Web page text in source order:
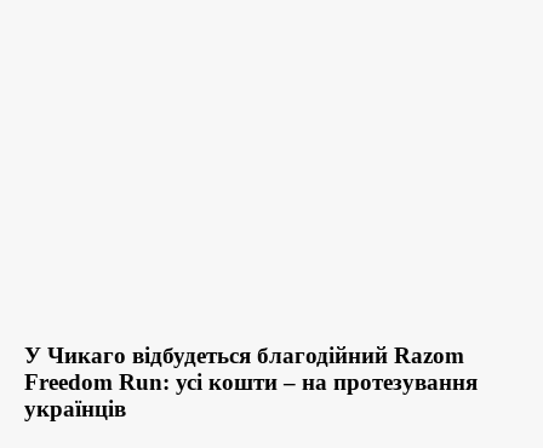
У Чикаго відбудеться благодійний Razom
Freedom Run: усі кошти – на протезування
українців